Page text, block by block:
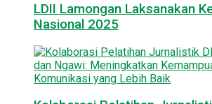
LDII Lamongan Laksanakan
Nasional 2025